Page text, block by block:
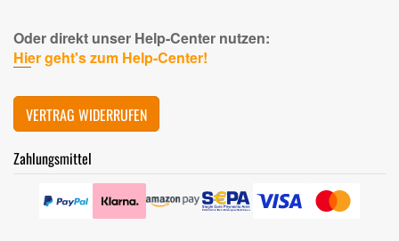
Oder direkt unser Help-Center nutzen:
Hier geht's zum Help-Center!
VERTRAG WIDERRUFEN
Zahlungsmittel